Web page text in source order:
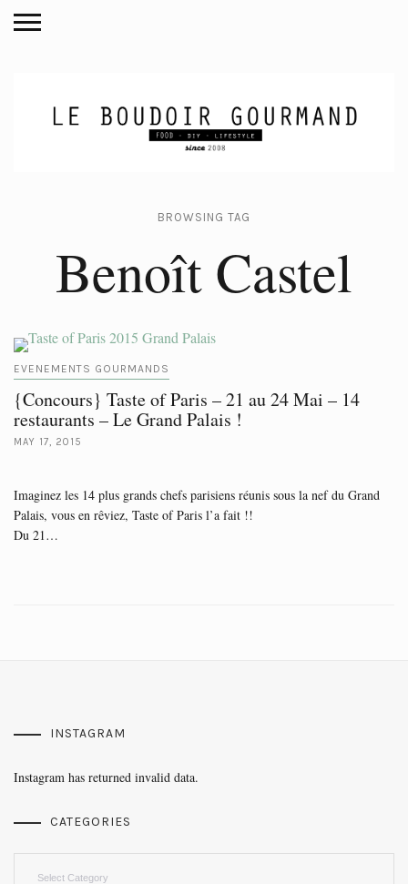
BROWSING TAG
Benoît Castel
EVENEMENTS GOURMANDS
{Concours} Taste of Paris – 21 au 24 Mai – 14
restaurants – Le Grand Palais !
MAY 17, 2015
Imaginez les 14 plus grands chefs parisiens réunis sous la nef du Grand
Palais, vous en rêviez, Taste of Paris l’a fait !!
Du 21…
INSTAGRAM
Instagram has returned invalid data.
CATEGORIES